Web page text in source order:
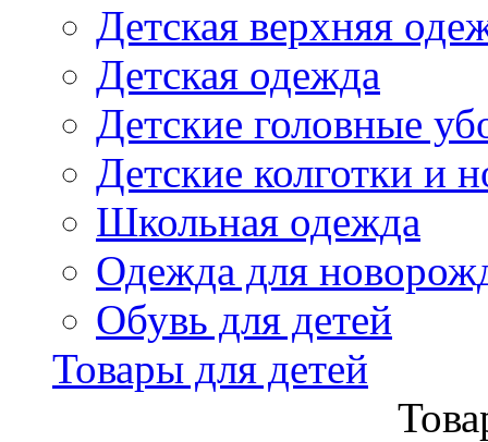
Детская верхняя
Детская одежда
Детские головные
Детские колготки и
Школьная одежда
Одежда для
Обувь для детей
Товары для детей